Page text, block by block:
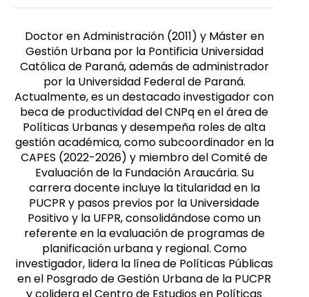
Masculino
Doctor en Administración (2011) y Máster en
Gestión Urbana por la Pontificia Universidad
Católica de Paraná, además de administrador
por la Universidad Federal de Paraná.
Actualmente, es un destacado investigador con
beca de productividad del CNPq en el área de
Políticas Urbanas y desempeña roles de alta
gestión académica, como subcoordinador en la
CAPES (2022-2026) y miembro del Comité de
Evaluación de la Fundación Araucária. Su
carrera docente incluye la titularidad en la
PUCPR y pasos previos por la Universidade
Positivo y la UFPR, consolidándose como un
referente en la evaluación de programas de
planificación urbana y regional. Como
investigador, lidera la línea de Políticas Públicas
en el Posgrado de Gestión Urbana de la PUCPR